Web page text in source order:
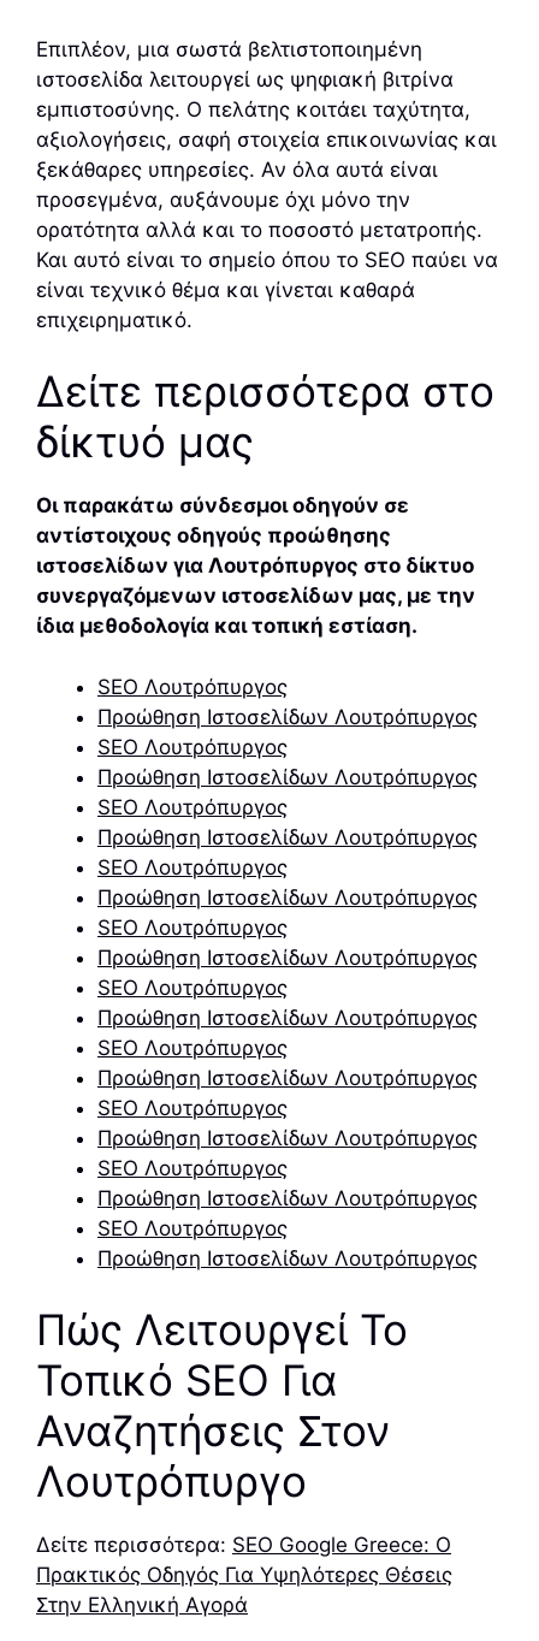
Επιπλέον, μια σωστά βελτιστοποιημένη
ιστοσελίδα λειτουργεί ως ψηφιακή βιτρίνα
εμπιστοσύνης. Ο πελάτης κοιτάει ταχύτητα,
αξιολογήσεις, σαφή στοιχεία επικοινωνίας και
ξεκάθαρες υπηρεσίες. Αν όλα αυτά είναι
προσεγμένα, αυξάνουμε όχι μόνο την
ορατότητα αλλά και το ποσοστό μετατροπής.
Και αυτό είναι το σημείο όπου το SEO παύει να
είναι τεχνικό θέμα και γίνεται καθαρά
επιχειρηματικό.
Δείτε περισσότερα στο
δίκτυό μας
Οι παρακάτω σύνδεσμοι οδηγούν σε
αντίστοιχους οδηγούς προώθησης
ιστοσελίδων για Λουτρόπυργος στο δίκτυο
συνεργαζόμενων ιστοσελίδων μας, με την
ίδια μεθοδολογία και τοπική εστίαση.
SEO Λουτρόπυργος
Προώθηση Ιστοσελίδων Λουτρόπυργος
SEO Λουτρόπυργος
Προώθηση Ιστοσελίδων Λουτρόπυργος
SEO Λουτρόπυργος
Προώθηση Ιστοσελίδων Λουτρόπυργος
SEO Λουτρόπυργος
Προώθηση Ιστοσελίδων Λουτρόπυργος
SEO Λουτρόπυργος
Προώθηση Ιστοσελίδων Λουτρόπυργος
SEO Λουτρόπυργος
Προώθηση Ιστοσελίδων Λουτρόπυργος
SEO Λουτρόπυργος
Προώθηση Ιστοσελίδων Λουτρόπυργος
SEO Λουτρόπυργος
Προώθηση Ιστοσελίδων Λουτρόπυργος
SEO Λουτρόπυργος
Προώθηση Ιστοσελίδων Λουτρόπυργος
SEO Λουτρόπυργος
Προώθηση Ιστοσελίδων Λουτρόπυργος
Πώς Λειτουργεί Το
Τοπικό SEO Για
Αναζητήσεις Στον
Λουτρόπυργο
Δείτε περισσότερα: SEO Google Greece: Ο
Πρακτικός Οδηγός Για Υψηλότερες Θέσεις
Στην Ελληνική Αγορά